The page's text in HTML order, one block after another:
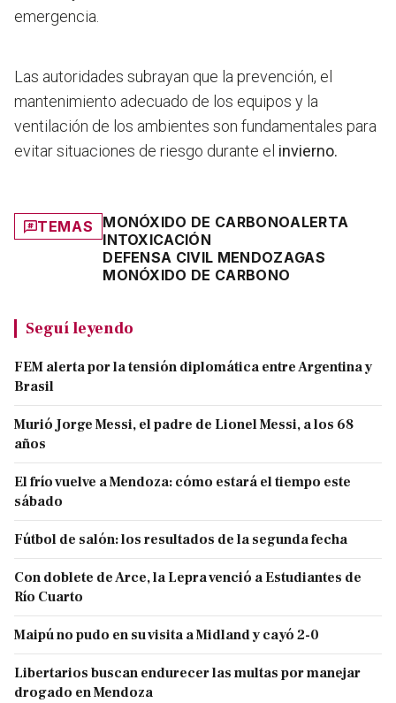
emergencia.
Las autoridades subrayan que la prevención, el
mantenimiento adecuado de los equipos y la
ventilación de los ambientes son fundamentales para
evitar situaciones de riesgo durante el invierno.
TEMAS MONÓXIDO DE CARBONOALERTA
INTOXICACIÓN
DEFENSA CIVIL MENDOZAGAS
MONÓXIDO DE CARBONO
Seguí leyendo
FEM alerta por la tensión diplomática entre Argentina y
Brasil
Murió Jorge Messi, el padre de Lionel Messi, a los 68
años
El frío vuelve a Mendoza: cómo estará el tiempo este
sábado
Fútbol de salón: los resultados de la segunda fecha
Con doblete de Arce, la Lepra venció a Estudiantes de
Río Cuarto
Maipú no pudo en su visita a Midland y cayó 2-0
Libertarios buscan endurecer las multas por manejar
drogado en Mendoza